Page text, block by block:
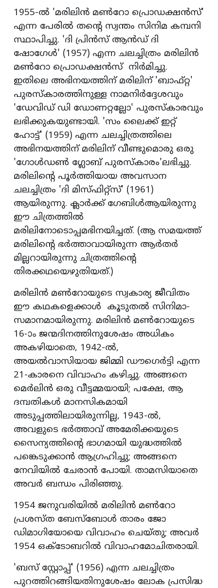
1955-ല്‍ 'മരിലിന്‍ മണ്‍റോ പ്രൊഡക്ഷന്‍സ്'
എന്ന പേരില്‍ തന്റെ സ്വന്തം സിനിമ കമ്പനി
സ്ഥാപിച്ചു. 'ദി പ്രിന്‍സ് ആന്‍ഡ് ദി
ഷോഗേള്‍' (1957) എന്ന ചലച്ചിത്രം മരിലിന്‍
മണ്‍റോ പ്രൊഡക്ഷന്‍സ് നിര്‍മിച്ചു.
ഇതിലെ അഭിനയത്തിന് മരിലിന് 'ബാഫ്റ്റ'
പുരസ്‌കാരത്തിനുള്ള നാമനിര്‍ദ്ദേശവും
'ഡേവിഡ് ഡി ഡോണറ്റല്ലോ' പുരസ്‌കാരവും
ലഭിക്കുകയുണ്ടായി. 'സം ലൈക്ക് ഇറ്റ്
ഹോട്ട്' (1959) എന്ന ചലച്ചിത്രത്തിലെ
അഭിനയത്തിന് മരിലിന് വീണ്ടുമൊരു ഒരു
'ഗോള്‍ഡണ്‍ ഗ്ലോബ് പുരസ്‌കാരം'ലഭിച്ചു.
മരിലിന്റെ പൂര്‍ത്തിയായ അവസാന
ചലച്ചിത്രം 'ദി മിസ്ഫിറ്റ്‌സ്' (1961)
ആയിരുന്നു. ക്ലാര്‍ക്ക് ഗേബിള്‍ആയിരുന്നു
ഈ ചിത്രത്തില്‍
മരിലിനോടൊപ്പമഭിനയിച്ചത്. (ആ സമയത്ത്
മരിലിന്റെ ഭര്‍ത്താവായിരുന്ന ആര്‍തര്‍
മില്ലറായിരുന്നു ചിത്രത്തിന്റെ
തിരക്കഥയെഴുതിയത്.)
മരിലിന്‍ മണ്‍റോയുടെ സ്വകാര്യ ജീവിതം
ഈ കഥകളെക്കാള്‍ കൂടുതല്‍ സിനിമാ-
സമാനമായിരുന്നു. മരിലിന്‍ മണ്‍റോയുടെ
16-ാം ജന്മദിനത്തിനുശേഷം അധികം
അകഴിയാതെ, 1942-ല്‍,
അയല്‍വാസിയായ ജിമ്മി ഡൗഗെര്‍ട്ടി എന്ന
21-കാരനെ വിവാഹം കഴിച്ചു. അങ്ങനെ
മെര്‍ലിന്‍ ഒരു വീട്ടമ്മയായി; പക്ഷേ, ആ
ദമ്പതികള്‍ മാനസികമായി
അടുപ്പത്തിലായിരുന്നില്ല, 1943-ല്‍,
അവളുടെ ഭര്‍ത്താവ് അമേരിക്കയുടെ
സൈന്യത്തിന്റെ ഭാഗമായി യുദ്ധത്തില്‍
പങ്കെടുക്കാന്‍ ആഗ്രഹിച്ചു; അങ്ങനെ
നേവിയില്‍ ചേരാന്‍ പോയി. താമസിയാതെ
അവര്‍ ബന്ധം പിരിഞ്ഞു.
1954 ജനുവരിയില്‍ മരിലിന്‍ മണ്‍റോ
പ്രശസ്ത ബേസ്‌ബോള്‍ താരം ജോ
ഡിമാഗിയോയെ വിവാഹം ചെയ്തു; അവര്‍
1954 ഒക്ടോബറില്‍ വിവാഹമോചിതരായി.
'ബസ് സ്റ്റോപ്പ്' (1956) എന്ന ചലച്ചിത്രം
പുറത്തിറങ്ങിയതിനുശേഷം ലോക പ്രസിദ്ധ